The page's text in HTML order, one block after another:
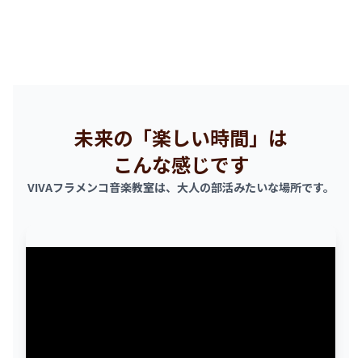
未来の「楽しい時間」は
こんな感じです
VIVAフラメンコ音楽教室は、大人の部活みたいな場所です。